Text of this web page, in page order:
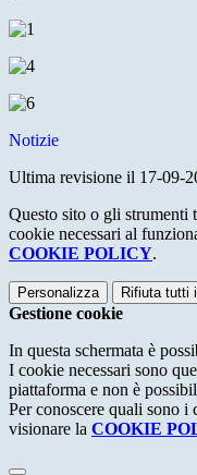
Notizie
Ultima revisione il 17-09-
Questo sito o gli strumenti
cookie necessari al
COOKIE POLICY.
Personalizza Rifiuta tutti
Gestione cookie
In questa schermata è
I cookie necessari sono
piattaforma e non è
Per conoscere quali sono i
visionare la COOKIE